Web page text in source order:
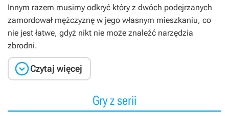
Innym razem musimy odkryć który z dwóch podejrzanych
zamordował mężczyznę w jego własnym mieszkaniu, co
nie jest łatwe, gdyż nikt nie może znaleźć narzędzia
zbrodni.
Czytaj więcej
Gry z serii